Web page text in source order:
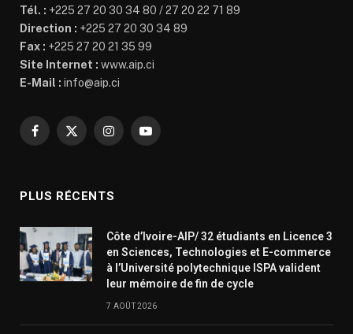
Tél. : +225 27 20 30 34 80 / 27 20 22 71 89
Direction : +225 27 20 30 34 89
Fax : +225 27 20 21 35 99
Site Internet : www.aip.ci
E-Mail : info@aip.ci
Facebook
X
InstagramYouTube
PLUS RÉCENTS
Côte d’Ivoire-AIP/ 32 étudiants en Licence 3
en Sciences, Technologies et E-commerce
à l’Université polytechnique ISPA valident
leur mémoire de fin de cycle
7 AOÛT 2026